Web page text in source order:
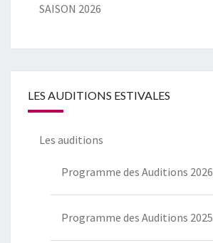
SAISON 2026
LES AUDITIONS ESTIVALES
Les auditions
Programme des Auditions 2026
Programme des Auditions 2025